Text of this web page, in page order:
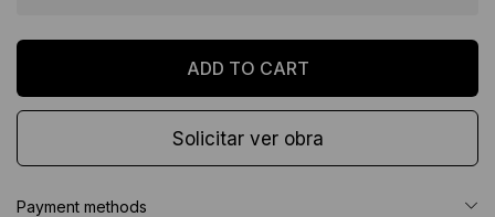
Solicitar ver obra
Payment methods